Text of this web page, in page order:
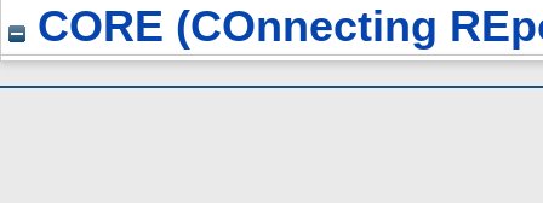
CORE (COnnecting